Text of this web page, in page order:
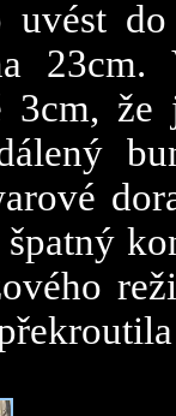
uvést
že